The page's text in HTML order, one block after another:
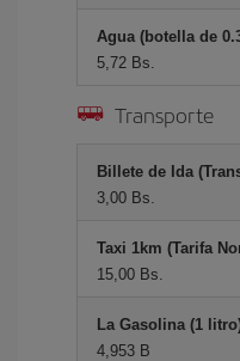
Agua (botella de
5,72 Bs.
Transporte
Billete de Ida
3,00 Bs.
Taxi 1km (Tarifa
15,00 Bs.
La Gasolina (1
4,953 B